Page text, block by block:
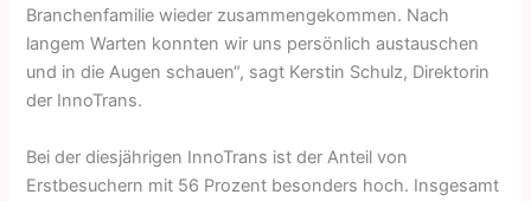
Branchenfamilie wieder zusammengekommen. Nach
langem Warten konnten wir uns persönlich austauschen
und in die Augen schauen“, sagt Kerstin Schulz, Direktorin
der InnoTrans.
Bei der diesjährigen InnoTrans ist der Anteil von
Erstbesuchern mit 56 Prozent besonders hoch. Insgesamt